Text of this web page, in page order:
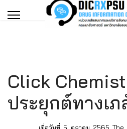
Click
ประยุกต์ทางเภ